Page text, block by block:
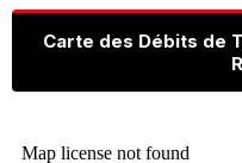
Carte des Débits de